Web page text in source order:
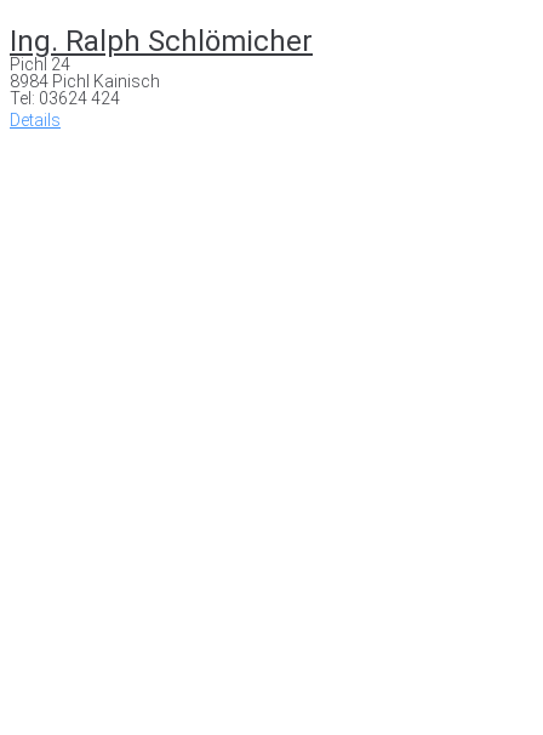
Ing. Ralph Schlömicher
Pichl 24
8984 Pichl Kainisch
Tel: 03624 424
Details